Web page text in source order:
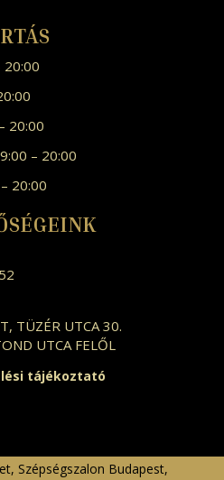
20:00
20:00
– 20:00
20:00
TÜZÉR UTCA 30.
UTCA FELŐL
tájékoztató
, Szépségszalon Budapest,